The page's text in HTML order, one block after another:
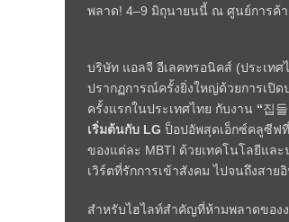
พลาด! 4–9 มิถุนายนนี้ ณ ศูนย์การค้า
บริษัท แอลจี อีเลคทรอนิคส์ (ประเทศ
ปรากฏการณ์ครั้งยิ่งใหญ่ด้วยการเปิ
ครั้งแรกในประเทศไทย กับงาน “집
เริ่มต้นกับ LG ป็อปอัพสุดเอ็กซ์คลูซีฟ
ของแต่ละ MBTI ด้วยเทคโนโลยีแล
เวิร์ตที่รักการเข้าสังคม ไปจนถึงสา
สำหรับไฮไลท์สำคัญที่ห้ามพลาดของ